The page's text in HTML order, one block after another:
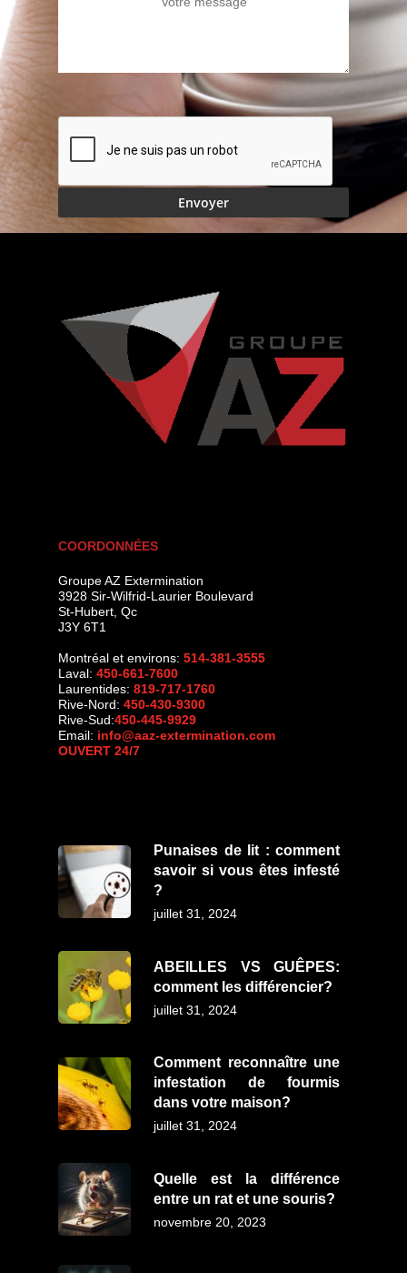
COORDONNÉES
Groupe AZ Extermination
3928 Sir-Wilfrid-Laurier Boulevard
St-Hubert Qc
J3Y 6T1
Montréal et environs: 514-381-3555
Laval: 450-661-7600
Laurentides: 819-717-1760
Rive-Nord: 450-430-9300
Rive-Sud:450-445-9929
Email: info@aaz-extermination.com
OUVERT 24/7
Punaises de lit : comment
savoir si vous êtes infesté
?
juillet 31, 2024
ABEILLES VS GUÊPES:
comment les différencier?
juillet 31, 2024
Comment reconnaître une
infestation de fourmis
dans votre maison?
juillet 31, 2024
Quelle est la différence
entre un rat et une souris?
novembre 20, 2023